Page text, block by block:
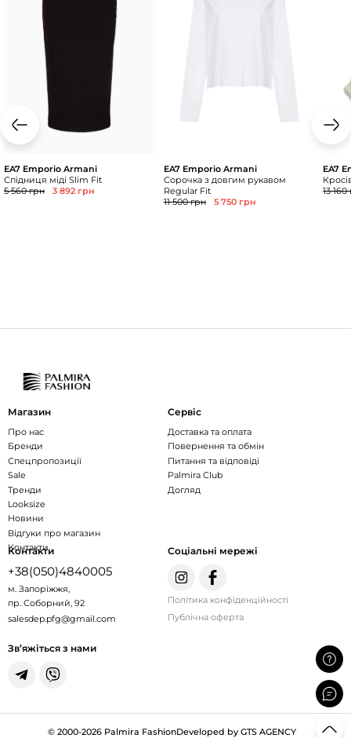
EA7 Emporio Armani
Спідниця міді Slim Fit
5 560 грн
3 892 грн
EA7 Emporio Armani
Сорочка з довгим рукавом
Regular Fit
11 500 грн
5 750 грн
EA7
13 160
Магазин
Про нас
Бренди
Спецпропозиції
Sale
Тренди
Looksize
Новини
Відгуки про магазин
Контакти
Сервіс
Доставка та оплата
Повернення та обмін
Питання та відповіді
Palmira Club
Догляд
Контакти
+38(050)4840005
м. Запоріжжя,
пр. Соборний, 92
salesdep.pfg@gmail.com
Зв’яжіться з нами
Соціальні мережі
Політика конфіденційності
Публічна оферта
© 2000-2026 Palmira FashionDeveloped by GTS AGENCY